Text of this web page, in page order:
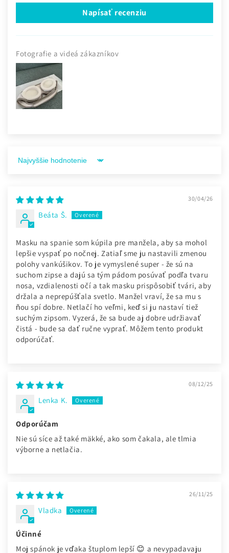
Napísať recenziu
Fotografie a videá zákazníkov
Sort by
30/04/26
Beáta Š.
Masku na spanie som kúpila pre manžela, aby sa mohol
lepšie vyspať po nočnej. Zatiaľ sme ju nastavili zmenou
polohy vankúšikov. To je vymyslené super - že sú na
suchom zipse a dajú sa tým pádom posúvať podľa tvaru
nosa, vzdialenosti očí a tak masku prispôsobiť tvári, aby
držala a neprepúšťala svetlo. Manžel vraví, že sa mu s
ňou spí dobre. Netlačí ho veľmi, keď si ju nastaví tiež
suchým zipsom. Vyzerá, že sa bude aj dobre udržiavať
čistá - bude sa dať ručne vyprať. Môžem tento produkt
odporúčať.
08/12/25
Lenka K.
Odporúčam
Nie sú síce až také mäkké, ako som čakala, ale tlmia
výborne a netlačia.
26/11/25
Vladka
Účinné
Moj spánok je vďaka štuplom lepší 😊 a nevypadavaju